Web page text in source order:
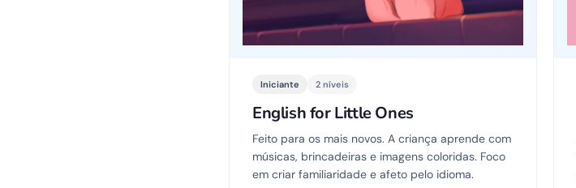
Iniciante 2 níveis
English for Little Ones
Feito para os mais novos. A criança aprende com
músicas, brincadeiras e imagens coloridas. Foco
em criar familiaridade e afeto pelo idioma.